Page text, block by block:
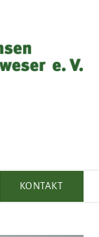
KONTAKT